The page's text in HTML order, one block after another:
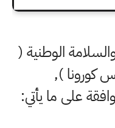
الوطنية (
كورونا ),
على ما يأتي: